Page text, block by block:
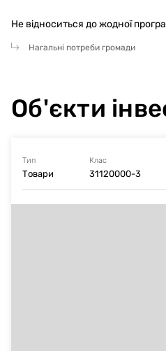
Габарити 2675 x 900 x 1564
Не відноситься до жодної
Нагальні потреби громади
Об'єкти
Тип
Товари
Клас
31120000-3